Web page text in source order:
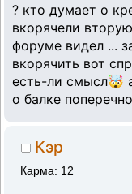
? кто думает о
вкорячели
форуме видел ...
вкорячить вот
есть-ли смысл🤯
о балке
Кэр
Карма: 12